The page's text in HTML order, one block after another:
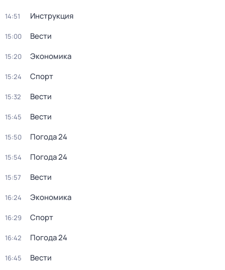
14:51 Инструкция
15:00 Вести
15:20 Экономика
15:24 Спорт
15:32 Вести
15:45 Вести
15:50 Погода 24
15:54 Погода 24
15:57 Вести
16:24 Экономика
16:29 Спорт
16:42 Погода 24
16:45 Вести